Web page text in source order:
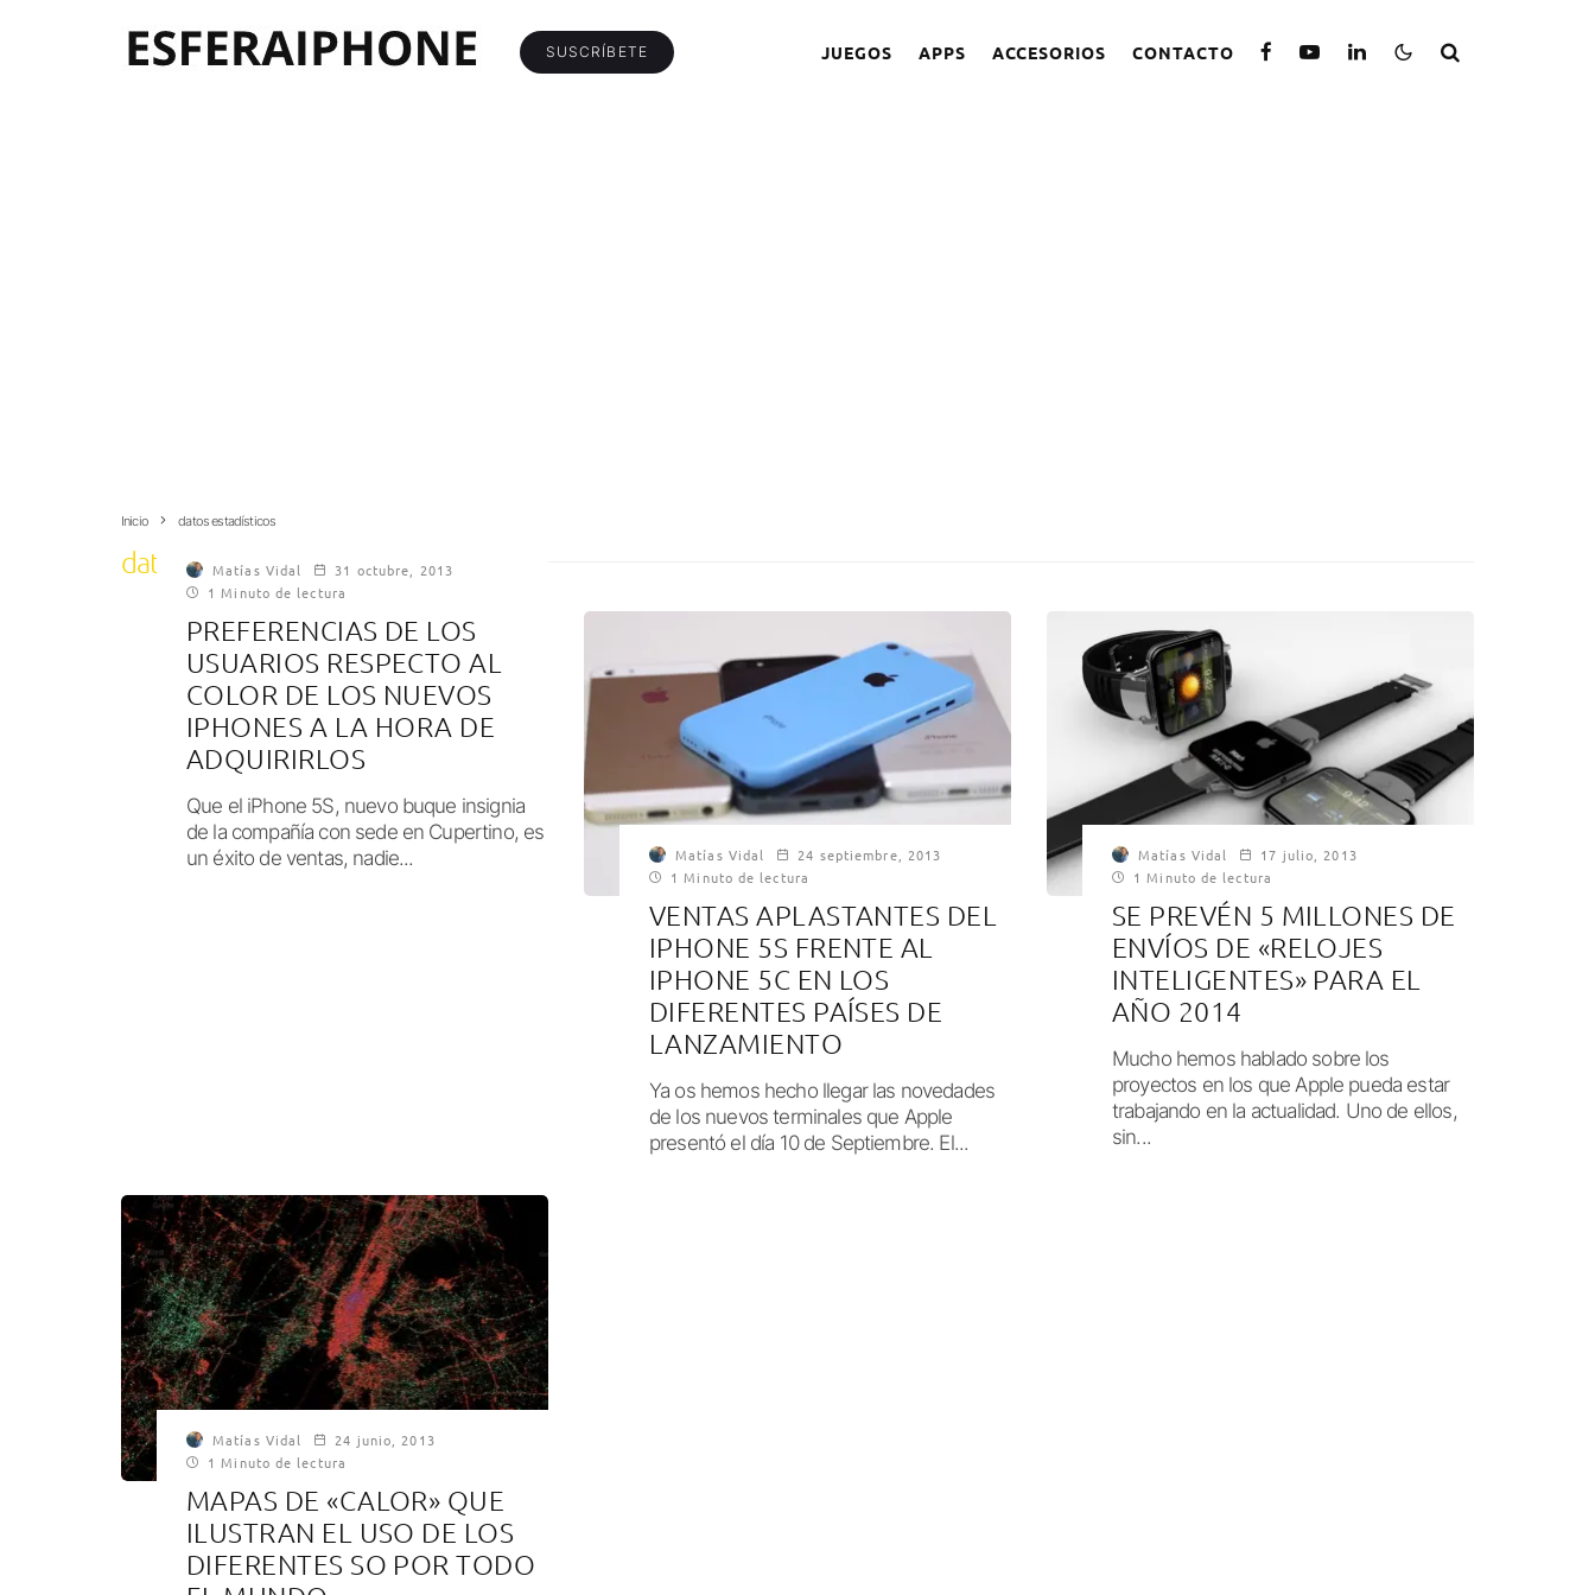
SUSCRÍBETE JUEGOS APPS ACCESORIOS CONTACTO
Inicio datos estadísticos
datos estadísticos
Matías Vidal
31 octubre, 2013
1 Minuto de lectura
PREFERENCIAS DE LOS
USUARIOS RESPECTO AL
COLOR DE LOS NUEVOS
IPHONES A LA HORA DE
ADQUIRIRLOS
Que el iPhone 5S, nuevo buque insignia
de la compañía con sede en Cupertino, es
un éxito de ventas, nadie...
Matías Vidal
24 septiembre, 2013
1 Minuto de lectura
VENTAS APLASTANTES DEL
IPHONE 5S FRENTE AL
IPHONE 5C EN LOS
DIFERENTES PAÍSES DE
LANZAMIENTO
Ya os hemos hecho llegar las novedades
de los nuevos terminales que Apple
presentó el día 10 de Septiembre. El...
Matías Vidal
17 julio, 2013
1 Minuto de lectura
SE PREVÉN 5 MILLONES DE
ENVÍOS DE «RELOJES
INTELIGENTES» PARA EL
AÑO 2014
Mucho hemos hablado sobre los
proyectos en los que Apple pueda estar
trabajando en la actualidad. Uno de ellos,
sin...
Matías Vidal
24 junio, 2013
1 Minuto de lectura
MAPAS DE «CALOR» QUE
ILUSTRAN EL USO DE LOS
DIFERENTES SO POR TODO